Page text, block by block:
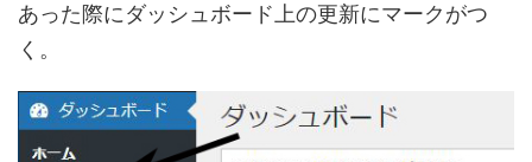
あった際にダッシュボード上の更新にマークがつ
く。